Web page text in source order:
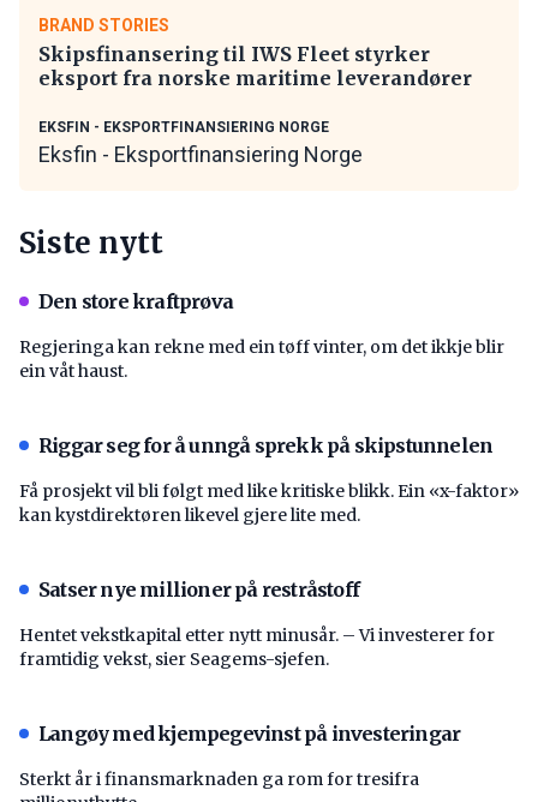
BRAND STORIES
Skipsfinansering til IWS Fleet styrker
eksport fra norske maritime leverandører
EKSFIN - EKSPORTFINANSIERING NORGE
Eksfin - Eksportfinansiering Norge
Siste nytt
Den store kraftprøva
Regjeringa kan rekne med ein tøff vinter, om det ikkje blir
ein våt haust.
Riggar seg for å unngå sprekk på skipstunnelen
Få prosjekt vil bli følgt med like kritiske blikk. Ein «x-faktor»
kan kystdirektøren likevel gjere lite med.
Satser nye millioner på restråstoff
Hentet vekstkapital etter nytt minusår. – Vi investerer for
framtidig vekst, sier Seagems-sjefen.
Langøy med kjempegevinst på investeringar
Sterkt år i finansmarknaden ga rom for tresifra